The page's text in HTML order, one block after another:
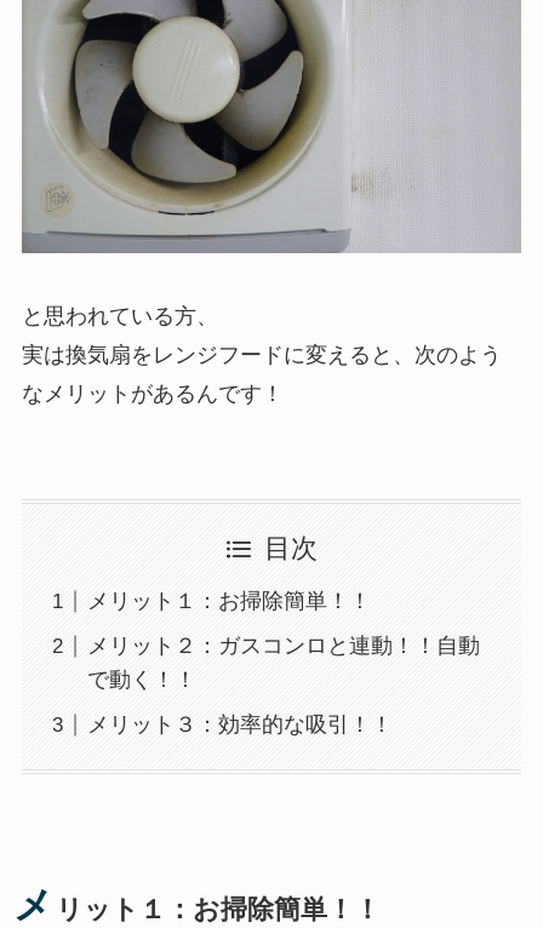
と思われている方、
実は換気扇をレンジフードに変えると、次のよう
なメリットがあるんです！
目次
メリット１：お掃除簡単！！
メリット２：ガスコンロと連動！！自動
で動く！！
メリット３：効率的な吸引！！
メ リット１：お掃除簡単！！